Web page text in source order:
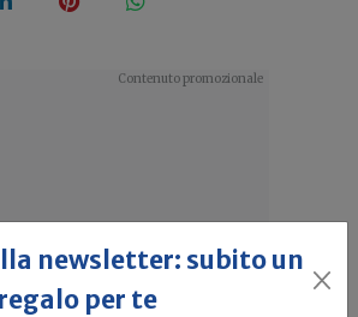
newsletter: subito un
regalo per te